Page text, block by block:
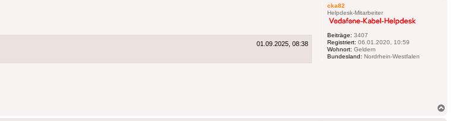
cka82
Helpdesk-Mitarbeiter
Beiträge: 3407
Registriert: 06.01.2020, 10:59
Wohnort: Geldern
Bundesland: Nordrhein-Westfalen
01.09.2025, 08:38